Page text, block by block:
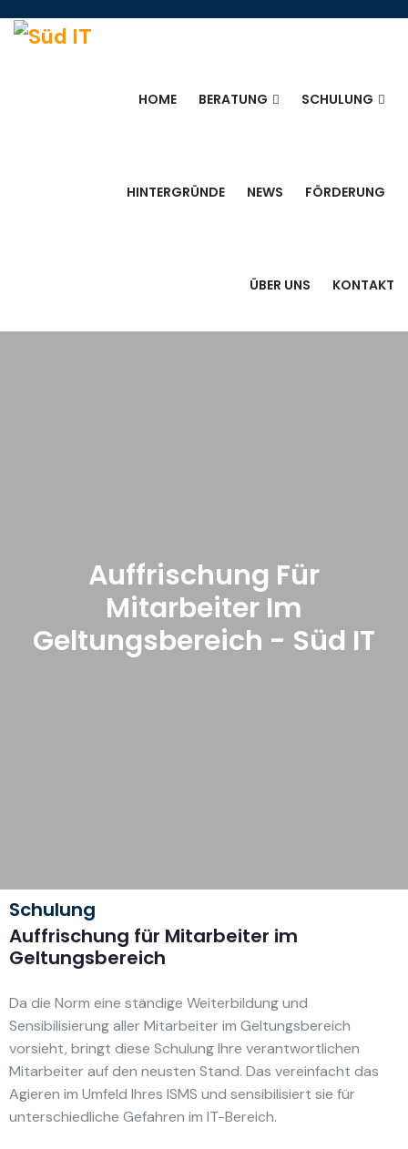
HOME BERATUNG SCHULUNG
HINTERGRÜNDE NEWS FÖRDERUNG
ÜBER UNS KONTAKT
Auffrischung Für
Mitarbeiter Im
Geltungsbereich - Süd IT
Schulung
Auffrischung für Mitarbeiter im
Geltungsbereich
Da die Norm eine ständige Weiterbildung und
Sensibilisierung aller Mitarbeiter im Geltungsbereich
vorsieht, bringt diese Schulung Ihre verantwortlichen
Mitarbeiter auf den neusten Stand. Das vereinfacht das
Agieren im Umfeld Ihres ISMS und sensibilisiert sie für
unterschiedliche Gefahren im IT-Bereich.